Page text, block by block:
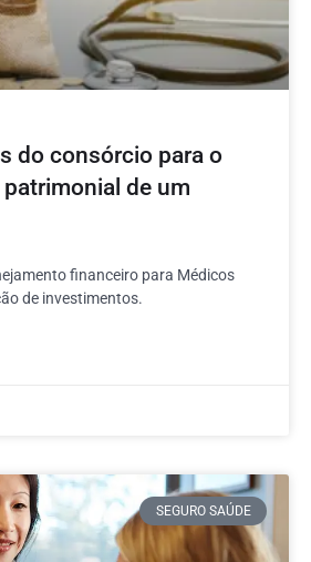
do consórcio para o
de um
financeiro para Médicos
de investimentos.
SEGURO SAÚDE